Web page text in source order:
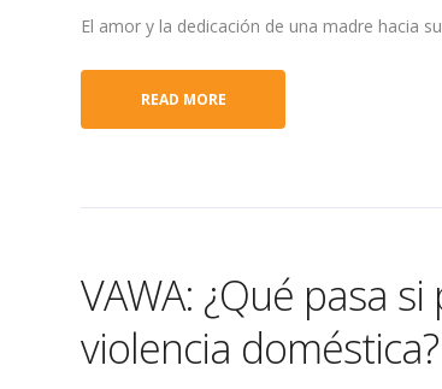
El amor y la dedicación de una madre hacia
READ MORE
VAWA: ¿Qué pasa
violencia doméstica?